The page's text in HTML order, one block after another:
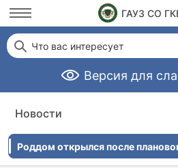
ГАУЗ СО
Версия для
Что вас интересует
Новости
Роддом открылся после